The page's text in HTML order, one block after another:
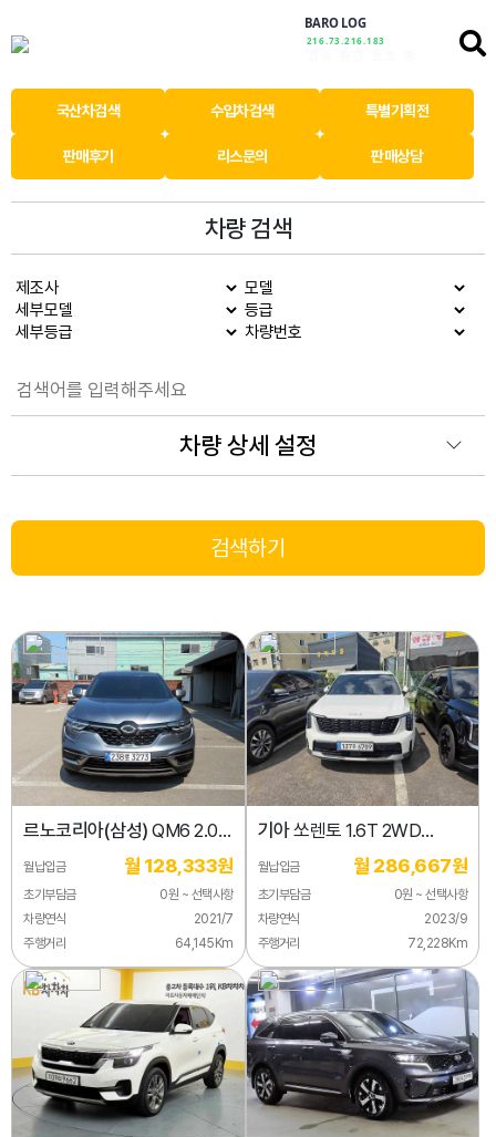
국산차검색 수입차검색 특별기획전
판매후기 리스문의 판매상담
차량 검색
차량 상세 설정
르노코리아(삼성) QM6 2.0
LPe LE 2WD
월납입금 월 128,333원
초기부담금
0원 ~ 선택사항
차량연식
2021/7
주행거리
64,145Km
기아쏘렌토 1.6T 2WD
노블레스
월납입금 월 286,667원
초기부담금
0원 ~ 선택사항
차량연식
2023/9
주행거리
72,228Km
BARO LOG
216.73.216.183